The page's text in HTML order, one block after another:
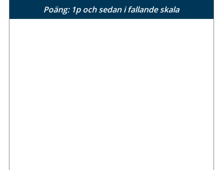
Poäng: 1p och sedan i fallande skala